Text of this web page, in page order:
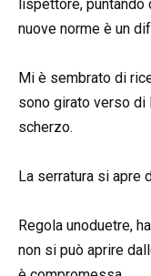
lispettore, puntando
nuove norme è un
Mi è sembrato di
sono girato verso di
scherzo.
La serratura si apre
Regola unoduetre,
non si può aprire